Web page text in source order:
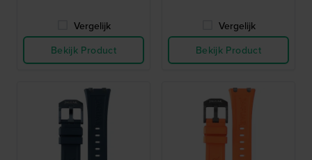
Vergelijk
Bekijk Product
Vergelijk
Bekijk Product